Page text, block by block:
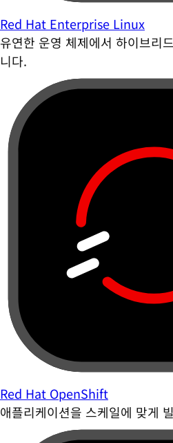
Red Hat Enterprise Linux
유연한 운영 체제에서 하이브리
니다.
Red Hat OpenShift
애플리케이션을 스케일에 맞게